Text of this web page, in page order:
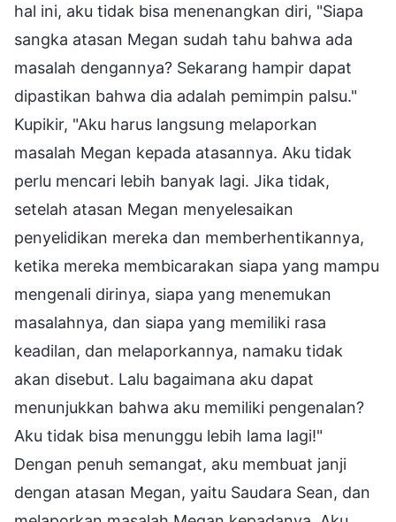
hal ini, aku tidak bisa menenangkan diri, "Siapa
sangka atasan Megan sudah tahu bahwa ada
masalah dengannya? Sekarang hampir dapat
dipastikan bahwa dia adalah pemimpin palsu."
Kupikir, "Aku harus langsung melaporkan
masalah Megan kepada atasannya. Aku tidak
perlu mencari lebih banyak lagi. Jika tidak,
setelah atasan Megan menyelesaikan
penyelidikan mereka dan memberhentikannya,
ketika mereka membicarakan siapa yang mampu
mengenali dirinya, siapa yang menemukan
masalahnya, dan siapa yang memiliki rasa
keadilan, dan melaporkannya, namaku tidak
akan disebut. Lalu bagaimana aku dapat
menunjukkan bahwa aku memiliki pengenalan?
Aku tidak bisa menunggu lebih lama lagi!"
Dengan penuh semangat, aku membuat janji
dengan atasan Megan, yaitu Saudara Sean, dan